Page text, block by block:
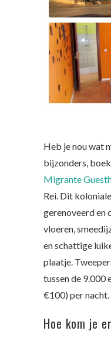
Heb je nou wat
bijzonders,
Migrante
Rei. Dit
gerenoveerd en
vloeren,
en schattige
plaatje.
tussen de 9.000
€100) per nacht.
Hoe kom je